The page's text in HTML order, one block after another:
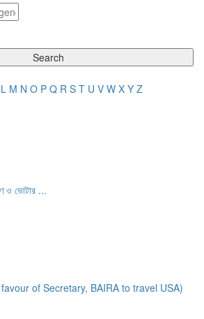
Search
L M N O P Q R S T U V W X Y Z
ও ভোটার ...
of Secretary, BAIRA to travel USA)